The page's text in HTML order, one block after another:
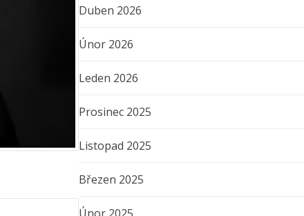
Duben 2026
Únor 2026
Leden 2026
Prosinec 2025
Listopad 2025
Březen 2025